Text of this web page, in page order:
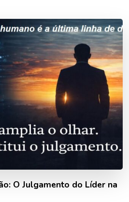
O Julgamento do Líder na